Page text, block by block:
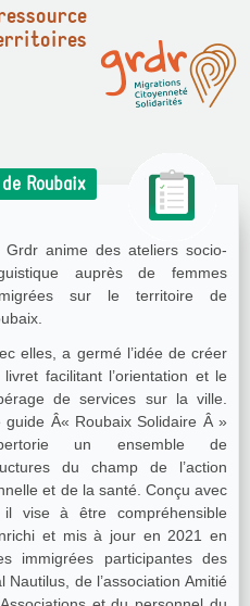
Roubaix
Grdr anime des ateliers socio-
auprès de femmes
sur le territoire de
elles, a germé l’idée de créer
livret facilitant l’orientation et le
de services sur la ville.
guide Â« Roubaix Solidaire Â »
un ensemble de
du champ de l’action
et de la santé. Conçu avec
vise à être compréhensible
et mis à jour en 2021 en
immigrées participantes des
de l’association Amitié